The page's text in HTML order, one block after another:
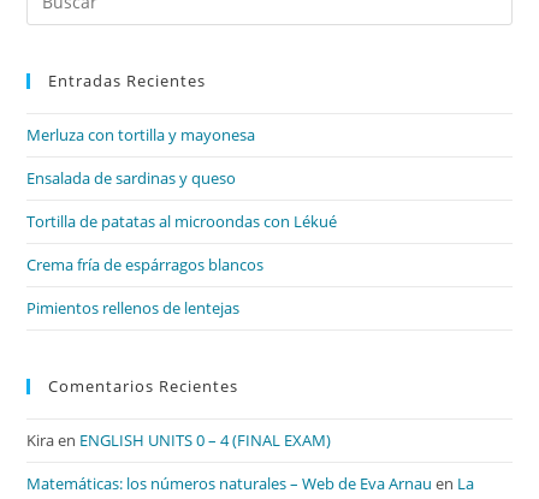
Entradas Recientes
Merluza con tortilla y mayonesa
Ensalada de sardinas y queso
Tortilla de patatas al microondas con Lékué
Crema fría de espárragos blancos
Pimientos rellenos de lentejas
Comentarios Recientes
Kiraen ENGLISH UNITS 0 – 4 (FINAL EXAM)
Matemáticas: los números naturales – Web de Eva Arnau en La